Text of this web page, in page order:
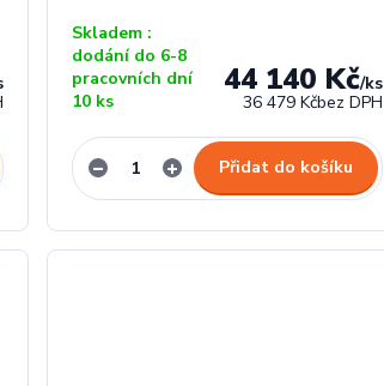
44 140 Kč/ks
36 479 Kčbez DPH
Skladem :
dodání do 6-8
pracovních dní
10 ks
Přidat do košíku